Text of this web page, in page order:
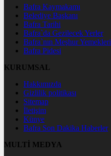
Bafra Kaymakamı
Belediye Başkanı
Bafra Tarihi
Bafra`da Gezilecek Yerler
Bafra`nın Meşhur Yemekleri
Bafra Pidesi
KURUMSAL
Hakkımızda
Gizlilik politikası
Sitemap
İletişim
Künye
Bafra Son Dakika Haberler
MULTİ MEDYA